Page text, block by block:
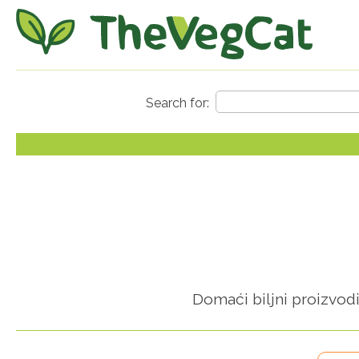
Domaći biljni